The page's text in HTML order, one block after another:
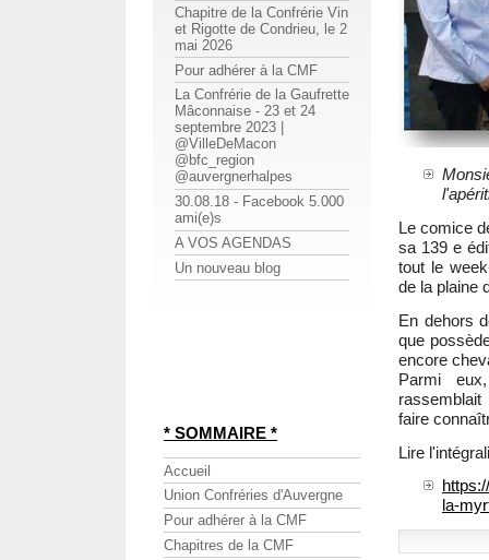
Le comice
sa 139 e
tout le
de la plaine
En dehors
que
encore
Parmi
faire
Lire
la-
Chapitre de la Confrérie Vin
et Rigotte de Condrieu, le 2
mai 2026
Pour adhérer à la CMF
La Confrérie de la Gaufrette
Mâconnaise - 23 et 24
septembre 2023 |
@VilleDeMacon
@bfc_region
@auvergnerhalpes
30.08.18 - Facebook 5.000
ami(e)s
A VOS AGENDAS
Un nouveau blog
* SOMMAIRE *
Accueil
Union Confréries d'Auvergne
Pour adhérer à la CMF
Chapitres de la CMF